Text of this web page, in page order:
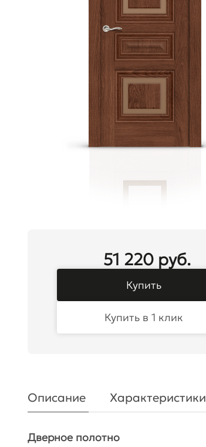
51 220 руб.
Купить
Купить в 1 клик
Описание Характеристики
Дверное полотно